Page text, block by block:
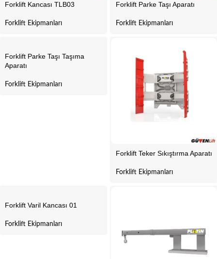
Forklift Kancası TLB03
Forklift Ekipmanları
Forklift Parke Taşı Aparatı
Forklift Ekipmanları
Forklift Parke Taşı Taşıma
Aparatı
Forklift Ekipmanları
Forklift Teker Sıkıştırma Aparatı
Forklift Ekipmanları
Forklift Varil Kancası 01
Forklift Ekipmanları